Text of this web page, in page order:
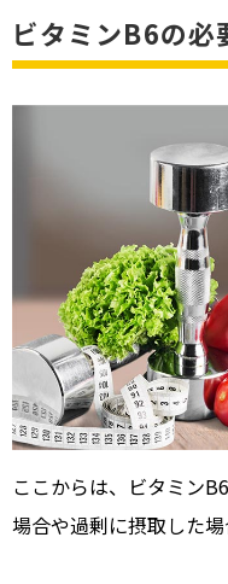
ビタミンB6の必
ここからは、ビタミン
場合や過剰に摂取した場